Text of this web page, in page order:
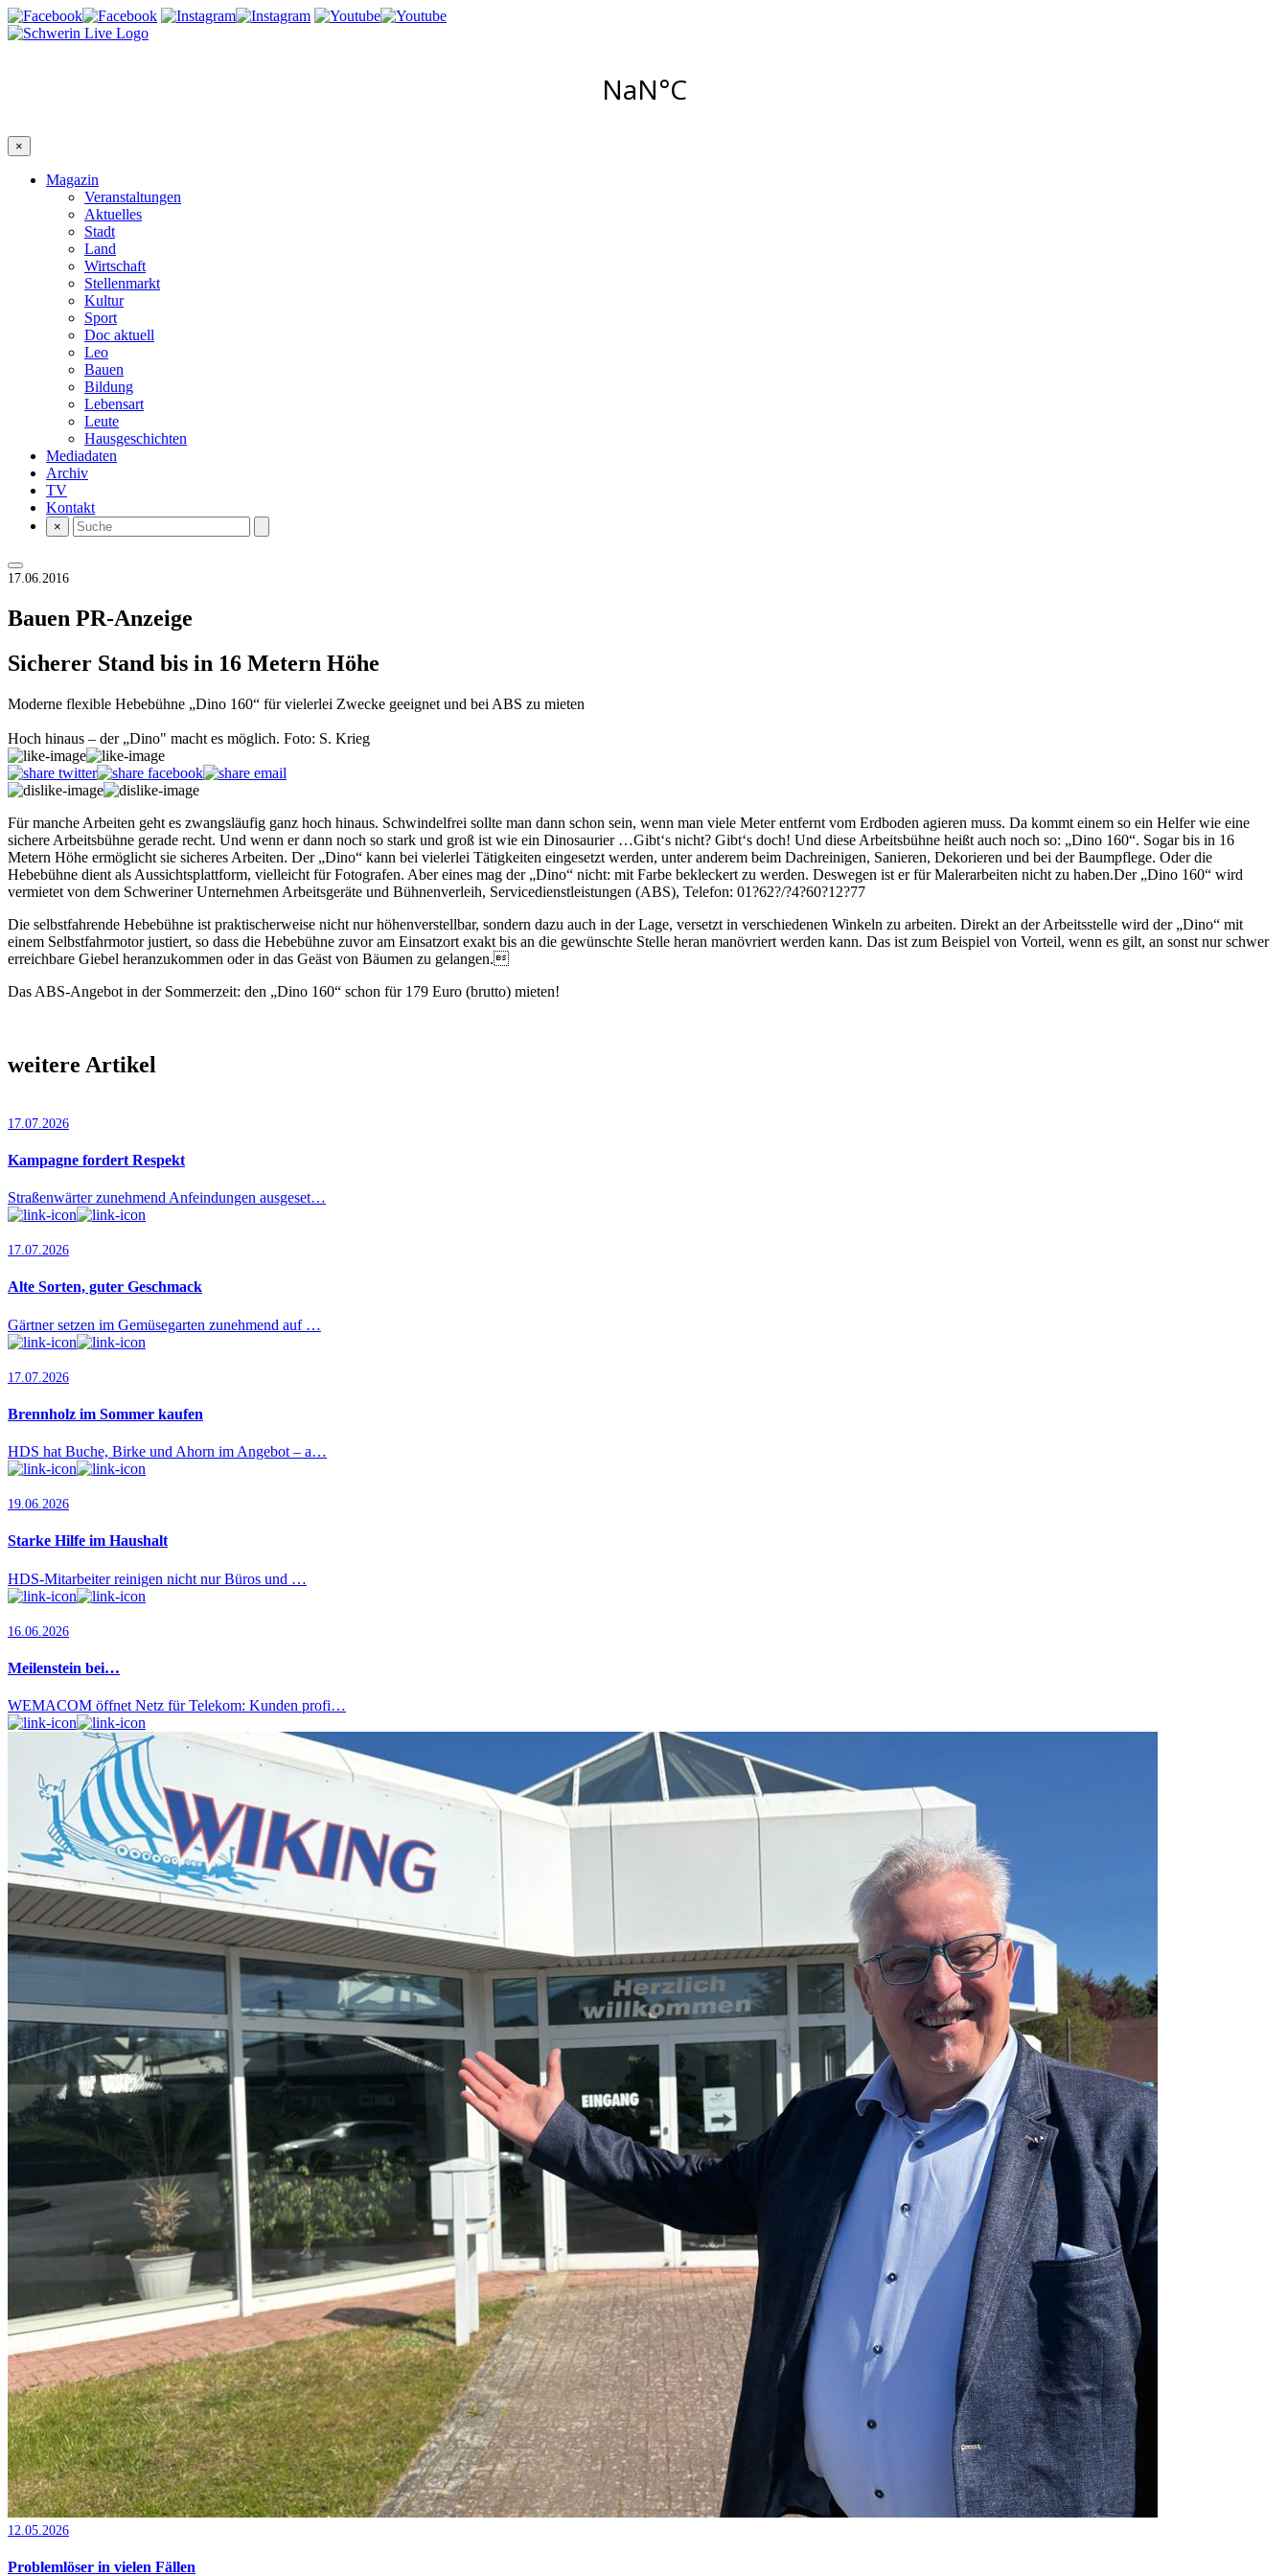
×
Magazin
Veranstaltungen
Aktuelles
Stadt
Land
Wirtschaft
Stellenmarkt
Kultur
Sport
Doc aktuell
Leo
Bauen
Bildung
Lebensart
Leute
Hausgeschichten
Mediadaten
Archiv
TV
Kontakt
×
17.06.2016
Bauen PR-Anzeige
Sicherer Stand bis in 16 Metern Höhe
Moderne flexible Hebebühne „Dino 160“ für vielerlei Zwecke geeignet und bei ABS zu mieten
Hoch hinaus – der „Dino" macht es möglich. Foto: S. Krieg
Für manche Arbeiten geht es zwangsläufig ganz hoch hinaus. Schwindelfrei sollte man dann schon sein, wenn man viele Meter entfernt vom Erdboden agieren muss. Da kommt einem so ein Helfer wie eine
sichere Arbeitsbühne gerade recht. Und wenn er dann noch so stark und groß ist wie ein Dinosaurier …Gibt‘s nicht? Gibt‘s doch! Und diese Arbeitsbühne heißt auch noch so: „Dino 160“. Sogar bis in 16
Metern Höhe ermöglicht sie sicheres Arbeiten. Der „Dino“ kann bei vielerlei Tätigkeiten eingesetzt werden, unter anderem beim Dachreinigen, Sanieren, Dekorieren und bei der Baum­pflege. Oder die
Hebebühne dient als Aussichtsplattform, vielleicht für Fotografen. Aber eines mag der „Dino“ nicht: mit Farbe bekleckert zu werden. Deswegen ist er für Malerarbeiten nicht zu haben.Der „Dino 160“ wird
vermietet von dem Schweriner Unternehmen Arbeitsgeräte und Bühnenverleih, Servicedienstleis­tungen (ABS), Telefon: 01?62?/?4?60?12?77
Die selbstfahrende Hebebühne ist praktischerweise nicht nur höhenverstellbar, sondern dazu auch in der Lage, versetzt in verschiedenen Winkeln zu arbeiten. Direkt an der Arbeitsstelle wird der „Dino“ mit
einem Selbstfahrmotor justiert, so dass die Hebebühne zuvor am Einsatzort exakt bis an die gewünschte Stelle heran manövriert werden kann. Das ist zum Beispiel von Vorteil, wenn es gilt, an sonst nur schwer
erreichbare Giebel heranzukommen oder in das Geäst von Bäumen zu gelangen.
Das ABS-Angebot in der Sommerzeit: den „Dino 160“ schon für 179 Euro (brutto) mieten!
weitere Artikel
17.07.2026
Kampagne fordert Respekt
Straßenwärter zunehmend Anfeindungen ausgeset…
17.07.2026
Alte Sorten, guter Geschmack
Gärtner setzen im Gemüsegarten zunehmend auf …
17.07.2026
Brennholz im Sommer kaufen
HDS hat Buche, Birke und Ahorn im Angebot – a…
19.06.2026
Starke Hilfe im Haushalt
HDS-Mitarbeiter reinigen nicht nur Büros und …
16.06.2026
Meilenstein bei…
WEMACOM öffnet Netz für Telekom: Kunden profi…
12.05.2026
Problemlöser in vielen Fällen